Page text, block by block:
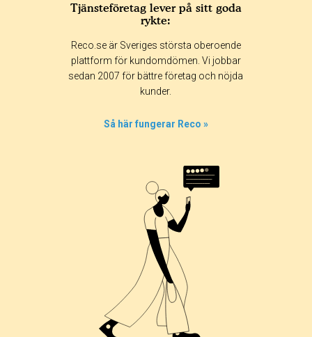
Tjänsteföretag lever på sitt goda
rykte:
Reco.se är Sveriges största oberoende
plattform för kundomdömen. Vi jobbar
sedan 2007 för bättre företag och nöjda
kunder.
Så här fungerar Reco »